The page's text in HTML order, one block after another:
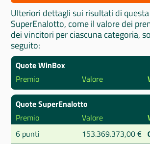
Ulteriori dettagli sui risultati di
SuperEnalotto, come il valore dei
dei vincitori per ciascuna categoria,
seguito:
Quote WinBox
Premio
Valore
Quote SuperEnalotto
Premio
Valore
6 punti
153.369.373,00 €